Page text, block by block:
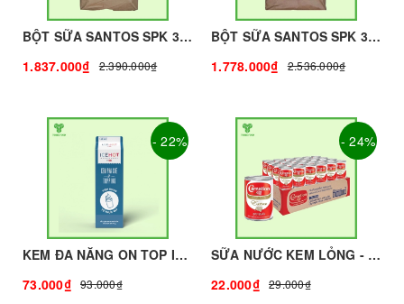
BỘT SỮA SANTOS SPK 32F - 25KG - SANTOS | Bột Sữa làm Trà Sữa - TOBEE FOOD
1.837.000₫
2.390.000₫
BỘT SỮA SANTOS SPK 35D - 25kg - SANTOS | Bột Sữa làm Trà Sữa - TOBEE FOOD
1.778.000₫
2.536.000₫
- 22%
KEM ĐA NĂNG ON TOP ICEHOT - 907g - RICH | Nguyên liệu pha chế - TOBEE FOOD
73.000₫ 93.000₫
- 24%
SỮA NƯỚC KEM LỎNG - CARNATION | Nguyên liệu pha chế - TOBEE FOOD
22.000₫ 29.000₫